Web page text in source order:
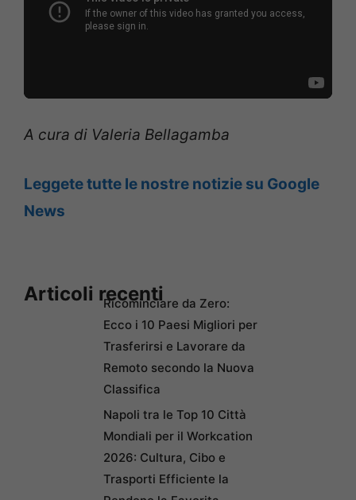
A cura di Valeria Bellagamba
Leggete tutte le nostre notizie su Google
News
Articoli recentiRicominciare da Zero:
Ecco i 10 Paesi Migliori per
Trasferirsi e Lavorare da
Remoto secondo la Nuova
Classifica
Napoli tra le Top 10 Città
Mondiali per il Workcation
2026: Cultura, Cibo e
Trasporti Efficiente la